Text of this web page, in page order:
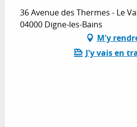
36 Avenue des Thermes - Le
04000 Digne-les-Bains
M'y
J'y vais en